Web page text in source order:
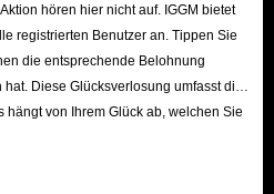
hören hier nicht auf. IGGM bietet
registrierten Benutzer an. Tippen Sie
die entsprechende Belohnung
Diese Glücksverlosung umfasst die
von Ihrem Glück ab, welchen Sie